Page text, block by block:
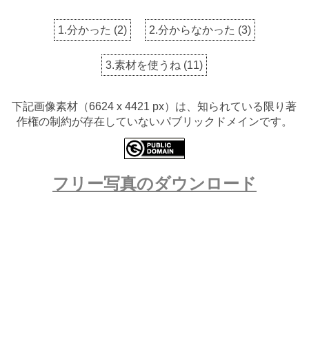
1.分かった (2) 2.分からなかった (3)
3.素材を使うね (11)
下記画像素材（6624 x 4421 px）は、知られている限り著
作権の制約が存在していないパブリックドメインです。
フリー写真のダウンロード